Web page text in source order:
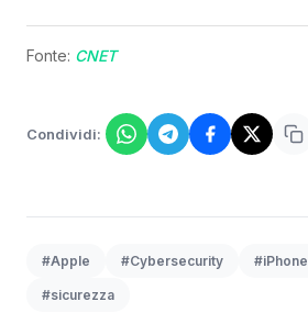
Fonte: CNET
Condividi:
#Apple #Cybersecurity #iPhone
#sicurezza